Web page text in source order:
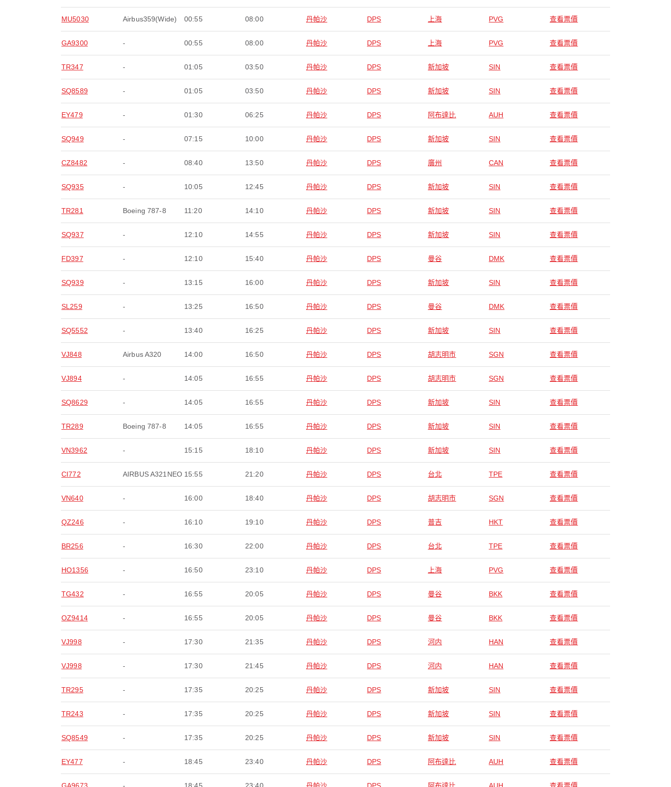
MU5030 Airbus359(Wide) 00:55 08:00 丹帕沙 DPS 上海 PVG 查看票價
GA9300 - 00:55 08:00 丹帕沙 DPS 上海 PVG 查看票價
TR347 - 01:05 03:50 丹帕沙 DPS 新加坡 SIN 查看票價
SQ8589 - 01:05 03:50 丹帕沙 DPS 新加坡 SIN 查看票價
EY479 - 01:30 06:25 丹帕沙 DPS 阿布達比 AUH 查看票價
SQ949 - 07:15 10:00 丹帕沙 DPS 新加坡 SIN 查看票價
CZ8482 - 08:40 13:50 丹帕沙 DPS 廣州 CAN 查看票價
SQ935 - 10:05 12:45 丹帕沙 DPS 新加坡 SIN 查看票價
TR281 Boeing 787-8 11:20 14:10 丹帕沙 DPS 新加坡 SIN 查看票價
SQ937 - 12:10 14:55 丹帕沙 DPS 新加坡 SIN 查看票價
FD397 - 12:10 15:40 丹帕沙 DPS 曼谷 DMK 查看票價
SQ939 - 13:15 16:00 丹帕沙 DPS 新加坡 SIN 查看票價
SL259 - 13:25 16:50 丹帕沙 DPS 曼谷 DMK 查看票價
SQ5552 - 13:40 16:25 丹帕沙 DPS 新加坡 SIN 查看票價
VJ848 Airbus A320 14:00 16:50 丹帕沙 DPS 胡志明市 SGN 查看票價
VJ894 - 14:05 16:55 丹帕沙 DPS 胡志明市 SGN 查看票價
SQ8629 - 14:05 16:55 丹帕沙 DPS 新加坡 SIN 查看票價
TR289 Boeing 787-8 14:05 16:55 丹帕沙 DPS 新加坡 SIN 查看票價
VN3962 - 15:15 18:10 丹帕沙 DPS 新加坡 SIN 查看票價
CI772 AIRBUS A321NEO 15:55 21:20 丹帕沙 DPS 台北 TPE 查看票價
VN640 - 16:00 18:40 丹帕沙 DPS 胡志明市 SGN 查看票價
QZ246 - 16:10 19:10 丹帕沙 DPS 普吉 HKT 查看票價
BR256 - 16:30 22:00 丹帕沙 DPS 台北 TPE 查看票價
HO1356 - 16:50 23:10 丹帕沙 DPS 上海 PVG 查看票價
TG432 - 16:55 20:05 丹帕沙 DPS 曼谷 BKK 查看票價
OZ9414 - 16:55 20:05 丹帕沙 DPS 曼谷 BKK 查看票價
VJ998 - 17:30 21:35 丹帕沙 DPS 河内 HAN 查看票價
VJ998 - 17:30 21:45 丹帕沙 DPS 河内 HAN 查看票價
TR295 - 17:35 20:25 丹帕沙 DPS 新加坡 SIN 查看票價
TR243 - 17:35 20:25 丹帕沙 DPS 新加坡 SIN 查看票價
SQ8549 - 17:35 20:25 丹帕沙 DPS 新加坡 SIN 查看票價
EY477 - 18:45 23:40 丹帕沙 DPS 阿布達比 AUH 查看票價